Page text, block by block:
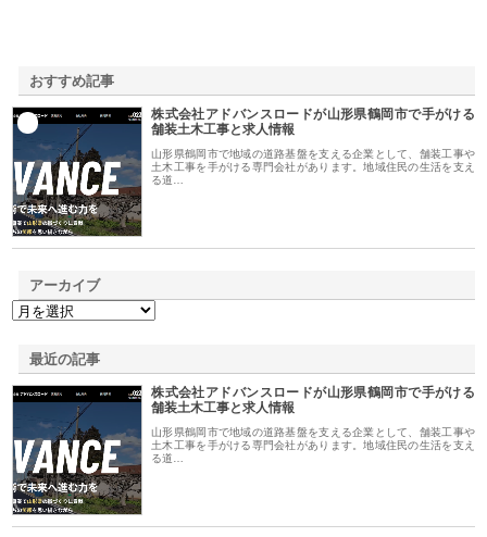
おすすめ記事
株式会社アドバンスロードが山形県鶴岡市で手がける
舗装土木工事と求人情報
山形県鶴岡市で地域の道路基盤を支える企業として、舗装工事や
土木工事を手がける専門会社があります。地域住民の生活を支え
る道…
アーカイブ
最近の記事
株式会社アドバンスロードが山形県鶴岡市で手がける
舗装土木工事と求人情報
山形県鶴岡市で地域の道路基盤を支える企業として、舗装工事や
土木工事を手がける専門会社があります。地域住民の生活を支え
る道…